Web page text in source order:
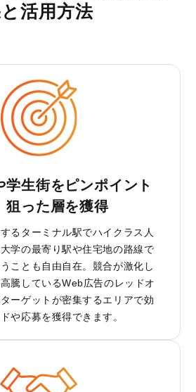
活用方法
学生街をピンポイント
狙った層を獲得
るターミナル駅でハイクラス人
学の最寄り駅や住宅地の路線で
ことも自由自在。競合が激化し
騰しているWeb広告のレッドオ
ーゲットが密集するエリアで効
や応募を獲得できます。